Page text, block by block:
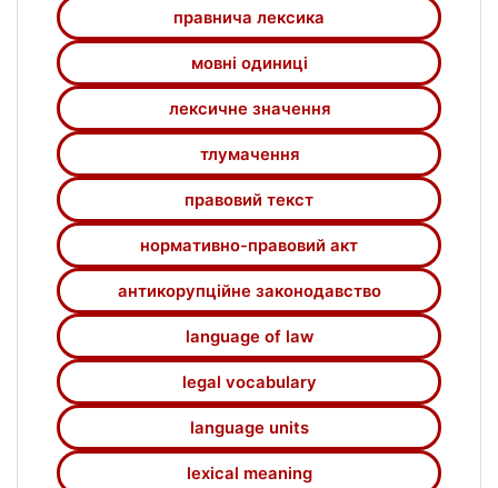
функціонування; виокремлено відповідні
словосполучення, складниками яких є
аналізовані лексеми; окреслено їхню роль
у досліджуваному нормативно-правовому
акті; установлено відповідні семантичні
відношення.
правнича лексика
мовні одиниці
лексичне значення
тлумачення
правовий текст
нормативно-правовий акт
антикорупційне законодавство
language of law
legal vocabulary
language units
lexical meaning